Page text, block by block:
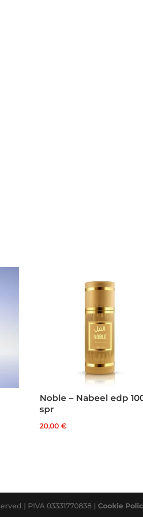
Noble – Nabeel edp
spr
20,00€
| PIVA 03331770838 | Cookie